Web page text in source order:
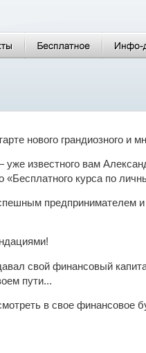
нового грандиозного и
известного вам
«Бесплатного курса по
предпринимателем и
свой финансовый
пути...
в свое финансовое